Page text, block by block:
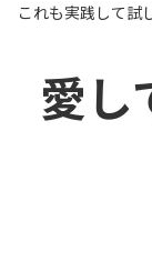
これも実践して試
愛し